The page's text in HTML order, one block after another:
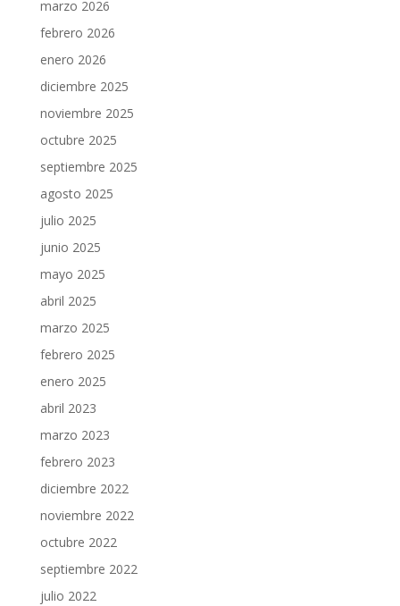
marzo 2026
febrero 2026
enero 2026
diciembre 2025
noviembre 2025
octubre 2025
septiembre 2025
agosto 2025
julio 2025
junio 2025
mayo 2025
abril 2025
marzo 2025
febrero 2025
enero 2025
abril 2023
marzo 2023
febrero 2023
diciembre 2022
noviembre 2022
octubre 2022
septiembre 2022
julio 2022